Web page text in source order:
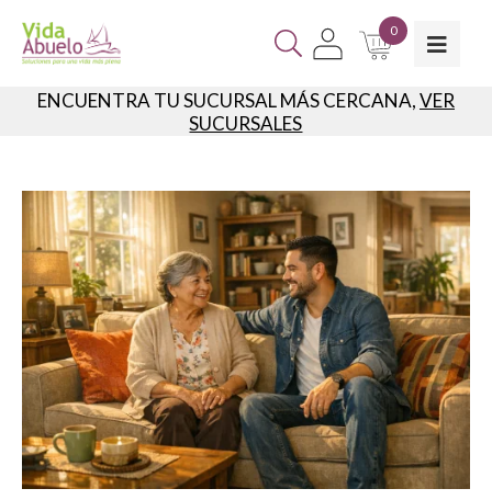
0
ENCUENTRA TU SUCURSAL MÁS CERCANA,VER
SUCURSALES